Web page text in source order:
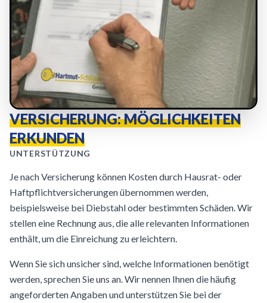
VERSICHERUNG: MÖGLICHKEITEN
ERKUNDEN
UNTERSTÜTZUNG
Je nach Versicherung können Kosten durch Hausrat- oder
Haftpflichtversicherungen übernommen werden,
beispielsweise bei Diebstahl oder bestimmten Schäden. Wir
stellen eine Rechnung aus, die alle relevanten Informationen
enthält, um die Einreichung zu erleichtern.
Wenn Sie sich unsicher sind, welche Informationen benötigt
werden, sprechen Sie uns an. Wir nennen Ihnen die häufig
angeforderten Angaben und unterstützen Sie bei der